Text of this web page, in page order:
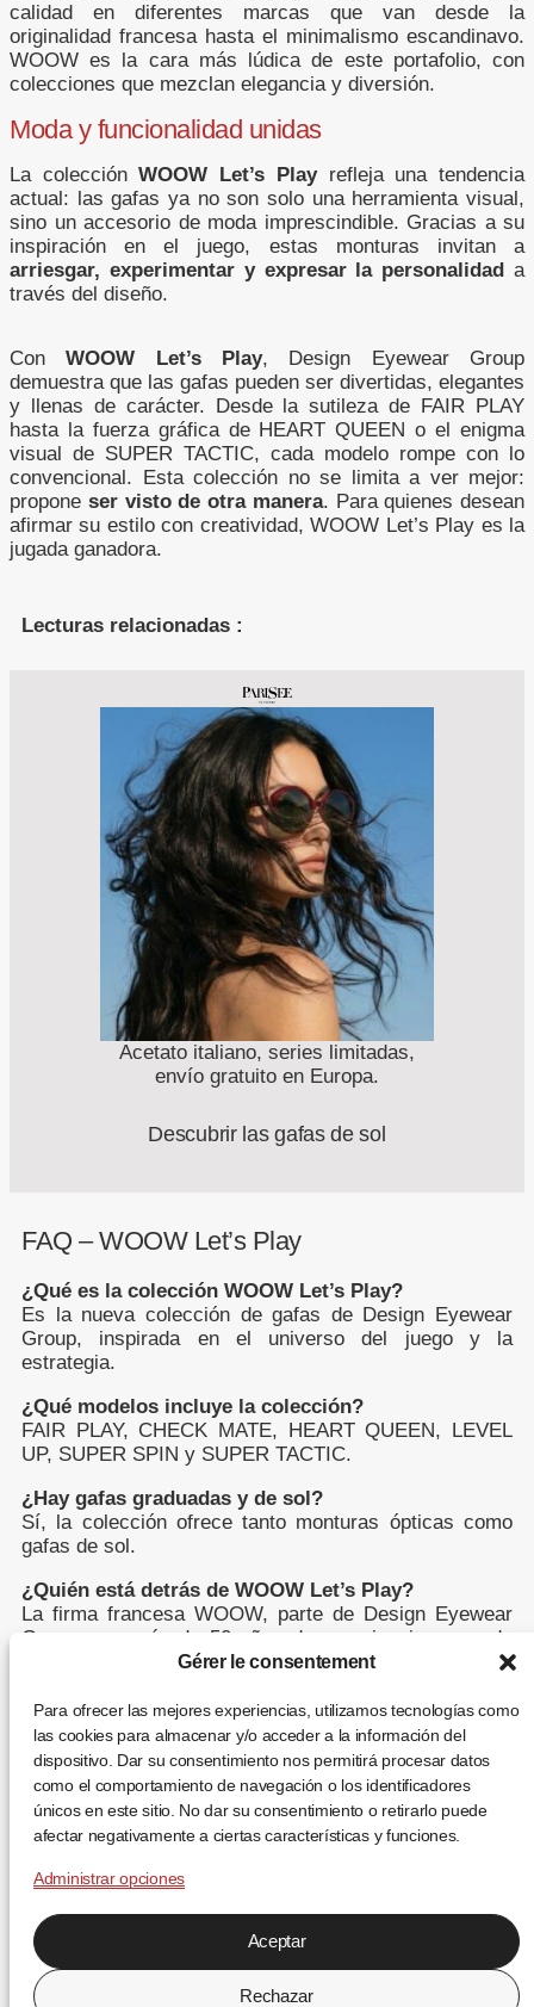
Gérer le consentement
Para ofrecer las mejores experiencias, utilizamos tecnologías como
las cookies para almacenar y/o acceder a la información del
dispositivo. Dar su consentimiento nos permitirá procesar datos
como el comportamiento de navegación o los identificadores
únicos en este sitio. No dar su consentimiento o retirarlo puede
afectar negativamente a ciertas características y funciones.
Administrar opciones
Aceptar
Rechazar
calidad en diferentes marcas que van desde la
originalidad francesa hasta el minimalismo escandinavo.
WOOW es la cara más lúdica de este portafolio, con
colecciones que mezclan elegancia y diversión.
Moda y funcionalidad unidas
La colecciónWOOW Let’s Playrefleja una tendencia
actual: las gafas ya no son solo una herramienta visual,
sino un accesorio de moda imprescindible. Gracias a su
inspiración en el juego, estas monturas invitan a
arriesgar, experimentar y expresar la personalidad a
través del diseño.
ConWOOW Let’s Play, Design Eyewear Group
demuestra que las gafas pueden ser divertidas, elegantes
y llenas de carácter. Desde la sutileza de FAIR PLAY
hasta la fuerza gráfica de HEART QUEEN o el enigma
visual de SUPER TACTIC, cada modelo rompe con lo
convencional. Esta colección no se limita a ver mejor:
propone ser visto de otra manera. Para quienes desean
afirmar su estilo con creatividad, WOOW Let’s Play es la
jugada ganadora.
Lecturas relacionadas :
Acetato italiano, series limitadas,
envío gratuito en Europa.
Descubrir las gafas de sol
FAQ – WOOW Let’s Play
¿Qué es la colección WOOW Let’s Play?
Es la nueva colección de gafas de Design Eyewear
Group, inspirada en el universo del juego y la
estrategia.
¿Qué modelos incluye la colección?
FAIR PLAY, CHECK MATE, HEART QUEEN, LEVEL
UP, SUPER SPIN y SUPER TACTIC.
¿Hay gafas graduadas y de sol?
Sí, la colección ofrece tanto monturas ópticas como
gafas de sol.
¿Quién está detrás de WOOW Let’s Play?
La firma francesa WOOW, parte de Design Eyewear
Group, con más de 50 años de experiencia en moda
¿Dónde se pueden comprar?
En ópticas asociadas y distribuidores autorizados de
Design Eyewear Group en todo el mundo.
ES